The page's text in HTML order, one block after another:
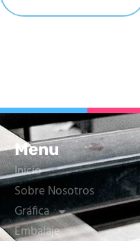
Menu
Inicio
Sobre Nosotros
Gráfica
Embalaje